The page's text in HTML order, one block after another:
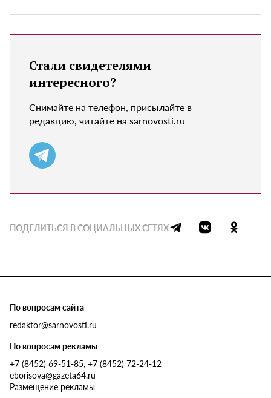
Стали свидетелями
интересного?
Снимайте на телефон, присылайте в
редакцию, читайте на sarnovosti.ru
ПОДЕЛИТЬСЯ В СОЦИАЛЬНЫХ СЕТЯХ
По вопросам сайта
redaktor@sarnovosti.ru
По вопросам рекламы
+7 (8452) 69-51-85, +7 (8452) 72-24-12
eborisova@gazeta64.ru
Размещение рекламы